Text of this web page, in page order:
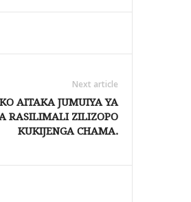
Next article
AITAKA JUMUIYA YA
RASILIMALI ZILIZOPO
KUKIJENGA CHAMA.